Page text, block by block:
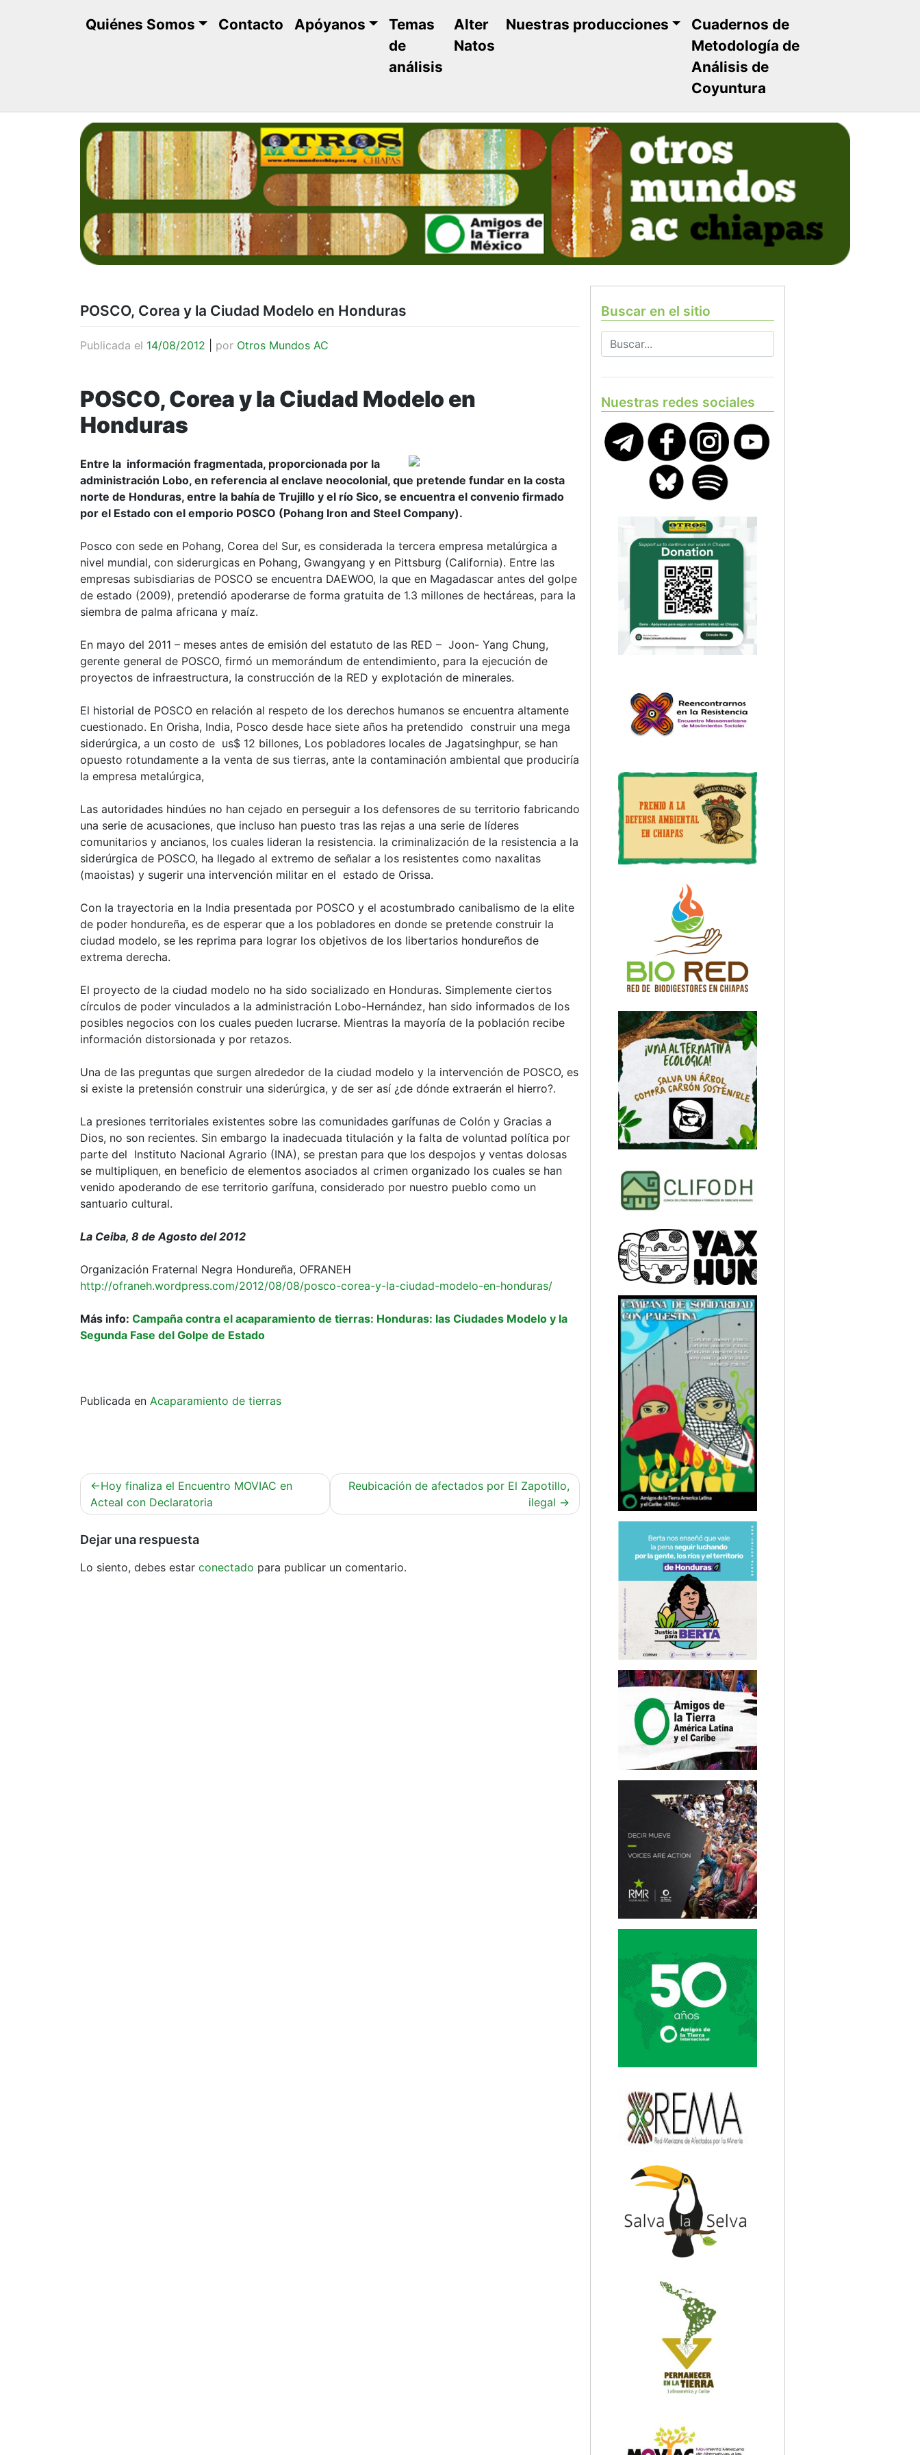
Quiénes Somos Contacto Apóyanos
Temas
de
análisis
Alter
Natos
Nuestras producciones
Cuadernos de
Metodología de
Análisis de
Coyuntura
POSCO, Corea y la Ciudad Modelo en Honduras
Publicada el 14/08/2012 por Otros Mundos AC
POSCO, Corea y la Ciudad Modelo en
Honduras
Entre la información fragmentada, proporcionada por la
administración Lobo, en referencia al enclave neocolonial, que pretende fundar en la costa
norte de Honduras, entre la bahía de Trujillo y el río Sico, se encuentra el convenio firmado
por el Estado con el emporio POSCO (Pohang Iron and Steel Company).
Posco con sede en Pohang, Corea del Sur, es considerada la tercera empresa metalúrgica a
nivel mundial, con siderurgicas en Pohang, Gwangyang y en Pittsburg (California). Entre las
empresas subisdiarias de POSCO se encuentra DAEWOO, la que en Magadascar antes del golpe
de estado (2009), pretendió apoderarse de forma gratuita de 1.3 millones de hectáreas, para la
siembra de palma africana y maíz.
En mayo del 2011 – meses antes de emisión del estatuto de las RED – Joon- Yang Chung,
gerente general de POSCO, firmó un memorándum de entendimiento, para la ejecución de
proyectos de infraestructura, la construcción de la RED y explotación de minerales.
El historial de POSCO en relación al respeto de los derechos humanos se encuentra altamente
cuestionado. En Orisha, India, Posco desde hace siete años ha pretendido construir una mega
siderúrgica, a un costo de us$ 12 billones, Los pobladores locales de Jagatsinghpur, se han
opuesto rotundamente a la venta de sus tierras, ante la contaminación ambiental que produciría
la empresa metalúrgica,
Las autoridades hindúes no han cejado en perseguir a los defensores de su territorio fabricando
una serie de acusaciones, que incluso han puesto tras las rejas a una serie de líderes
comunitarios y ancianos, los cuales lideran la resistencia. la criminalización de la resistencia a la
siderúrgica de POSCO, ha llegado al extremo de señalar a los resistentes como naxalitas
(maoistas) y sugerir una intervención militar en el estado de Orissa.
Con la trayectoria en la India presentada por POSCO y el acostumbrado canibalismo de la elite
de poder hondureña, es de esperar que a los pobladores en donde se pretende construir la
ciudad modelo, se les reprima para lograr los objetivos de los libertarios hondureños de
extrema derecha.
El proyecto de la ciudad modelo no ha sido socializado en Honduras. Simplemente ciertos
círculos de poder vinculados a la administración Lobo-Hernández, han sido informados de los
posibles negocios con los cuales pueden lucrarse. Mientras la mayoría de la población recibe
información distorsionada y por retazos.
Una de las preguntas que surgen alrededor de la ciudad modelo y la intervención de POSCO, es
si existe la pretensión construir una siderúrgica, y de ser así ¿de dónde extraerán el hierro?.
La presiones territoriales existentes sobre las comunidades garífunas de Colón y Gracias a
Dios, no son recientes. Sin embargo la inadecuada titulación y la falta de voluntad política por
parte del Instituto Nacional Agrario (INA), se prestan para que los despojos y ventas dolosas
se multipliquen, en beneficio de elementos asociados al crimen organizado los cuales se han
venido apoderando de ese territorio garífuna, considerado por nuestro pueblo como un
santuario cultural.
La Ceiba, 8 de Agosto del 2012
Organización Fraternal Negra Hondureña, OFRANEH
http://ofraneh.wordpress.com/2012/08/08/posco-corea-y-la-ciudad-modelo-en-honduras/
Más info: Campaña contra el acaparamiento de tierras: Honduras: las Ciudades Modelo y la
Segunda Fase del Golpe de Estado
Publicada en Acaparamiento de tierras
Navegación
de
Hoy finaliza el Encuentro MOVIAC en
Acteal con Declaratoria
Reubicación de afectados por El Zapotillo,
ilegal
Dejar una respuesta
Lo siento, debes estar conectado para publicar un comentario.
Buscar en el sitio
Nuestras redes sociales